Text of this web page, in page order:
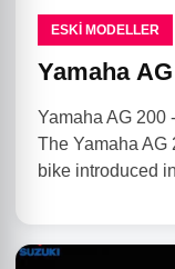
ESKI MODELLER
Yamaha
Yamaha AG 200
The Yamaha AG
bike introduced